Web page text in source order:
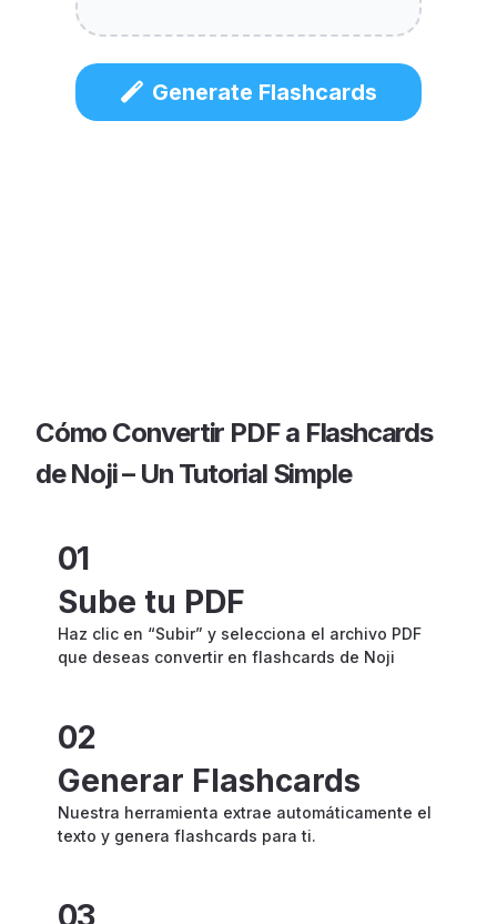
Cómo Convertir PDF a Flashcards
de Noji – Un Tutorial Simple
01
Sube tu PDF
Haz clic en “Subir” y selecciona el archivo PDF
que deseas convertir en flashcards de Noji
02
Generar Flashcards
Nuestra herramienta extrae automáticamente el
texto y genera flashcards para ti.
03